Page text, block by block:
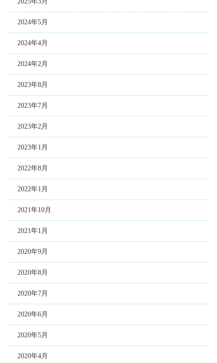
2024年5月
2024年4月
2024年2月
2023年8月
2023年7月
2023年2月
2023年1月
2022年8月
2022年1月
2021年10月
2021年1月
2020年9月
2020年8月
2020年7月
2020年6月
2020年5月
2020年4月